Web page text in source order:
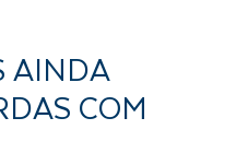
AINDA
COM